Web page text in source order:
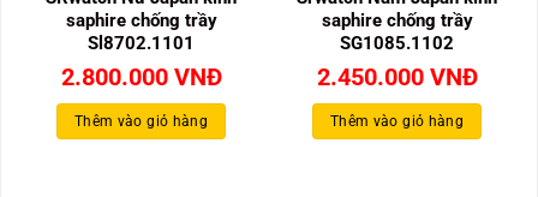
saphire chống trầy
Sl8702.1101
2.800.000 VNĐ
Thêm vào giỏ hàng
saphire chống trầy
SG1085.1102
2.450.000 VNĐ
Thêm vào giỏ hàng